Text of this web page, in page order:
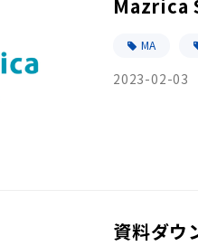
Mazrica
MA
2023-02-03
資料ダウ